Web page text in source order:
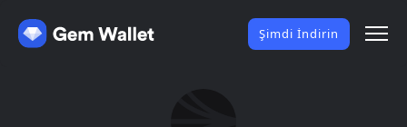
Şimdi İndirin